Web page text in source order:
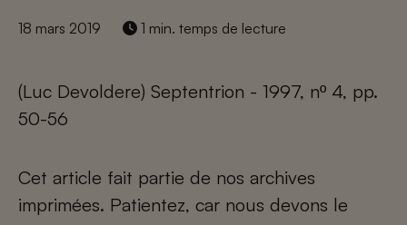
18 mars 2019 1 min. temps de lecture
(Luc Devoldere) Septentrion - 1997, nº 4, pp.
50-56
Cet article fait partie de nos archives
imprimées. Patientez, car nous devons le